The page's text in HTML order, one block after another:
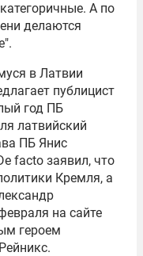
А по
делаются
в Латвии
публицист
год ПБ
латвийский
ПБ Янис
facto заявил, что
Кремля, а
на сайте
героем